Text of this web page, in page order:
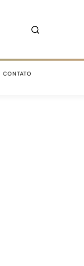
CONTATO